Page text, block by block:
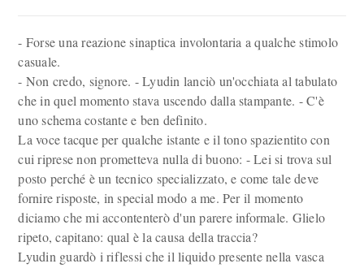
- Forse una reazione sinaptica involontaria a qualche stimolo
casuale.
- Non credo, signore. - Lyudin lanciò un'occhiata al tabulato
che in quel momento stava uscendo dalla stampante. - C'è
uno schema costante e ben definito.
La voce tacque per qualche istante e il tono spazientito con
cui riprese non prometteva nulla di buono: - Lei si trova sul
posto perché è un tecnico specializzato, e come tale deve
fornire risposte, in special modo a me. Per il momento
diciamo che mi accontenterò d'un parere informale. Glielo
ripeto, capitano: qual è la causa della traccia?
Lyudin guardò i riflessi che il liquido presente nella vasca